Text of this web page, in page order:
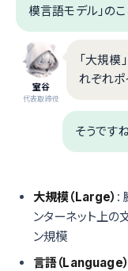
模言語モデル」のこ
室谷
代表取締役
「大規模
れぞれポ
そうです
大規模（Large） :
ンターネット上の
ン規模
言語（Language）